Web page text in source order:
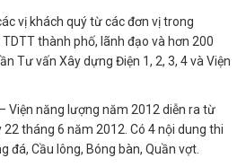
vị khách quý từ các đơn vị trong
thành phố, lãnh đạo và hơn 200
Tư vấn Xây dựng Điện 1, 2, 3, 4 và Viện
Viện năng lượng năm 2012 diễn ra từ
tháng 6 năm 2012. Có 4 nội dung thi
đá, Cầu lông, Bóng bàn, Quần vợt.